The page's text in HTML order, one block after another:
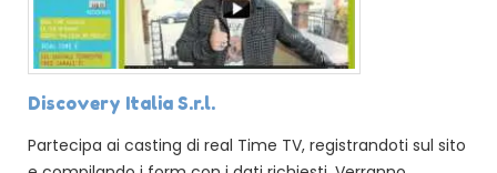
Discovery Italia S.r.l.
Partecipa ai casting di real Time TV, registrandoti sul sito